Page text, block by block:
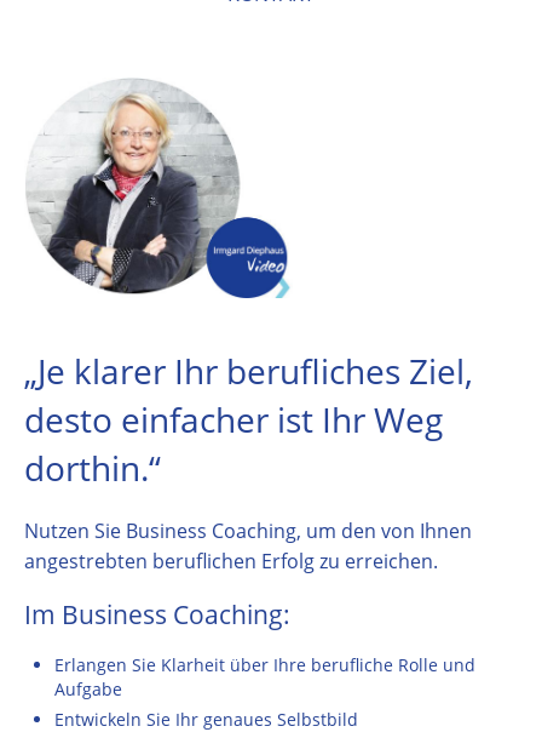
„Je klarer Ihr berufliches Ziel,
desto einfacher ist Ihr Weg
dorthin.“
Nutzen Sie Business Coaching, um den von Ihnen
angestrebten beruflichen Erfolg zu erreichen.
Im Business Coaching:
Erlangen Sie Klarheit über Ihre berufliche Rolle und
Aufgabe
Entwickeln Sie Ihr genaues Selbstbild